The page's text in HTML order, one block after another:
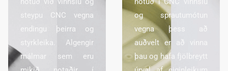
steypu CNC vegna
endingu þeirra og
styrkleika. Algengir
málmar sem eru
og sprautumótun
vegna þess að
auðvelt er að vinna
þau og hafa fjölbreytt